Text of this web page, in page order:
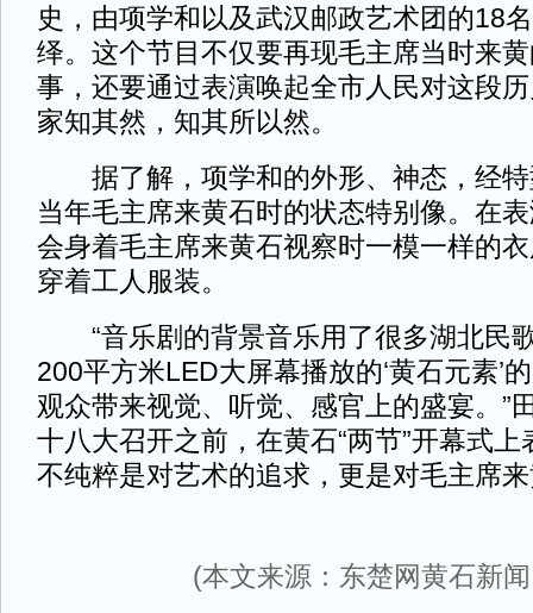
史，由项学和以及武汉邮政艺术团的18
绎。这个节目不仅要再现毛主席当时来
事，还要通过表演唤起全市人民对这段
家知其然，知其所以然。
据了解，项学和的外形、神态，经特
当年毛主席来黄石时的状态特别像。在
会身着毛主席来黄石视察时一模一样的
穿着工人服装。
“音乐剧的背景音乐用了很多湖北民
200平方米LED大屏幕播放的‘黄石元素’
观众带来视觉、听觉、感官上的盛宴。”
十八大召开之前，在黄石“两节”开幕式
不纯粹是对艺术的追求，更是对毛主席
(本文来源：东楚网黄石新